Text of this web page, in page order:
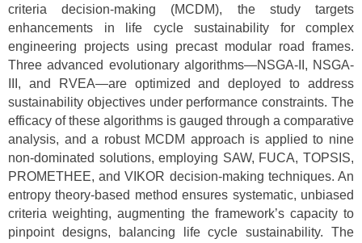
criteria decision-making (MCDM), the study targets
enhancements in life cycle sustainability for complex
engineering projects using precast modular road frames.
Three advanced evolutionary algorithms—NSGA-II, NSGA-
III, and RVEA—are optimized and deployed to address
sustainability objectives under performance constraints. The
efficacy of these algorithms is gauged through a comparative
analysis, and a robust MCDM approach is applied to nine
non-dominated solutions, employing SAW, FUCA, TOPSIS,
PROMETHEE, and VIKOR decision-making techniques. An
entropy theory-based method ensures systematic, unbiased
criteria weighting, augmenting the framework’s capacity to
pinpoint designs, balancing life cycle sustainability. The